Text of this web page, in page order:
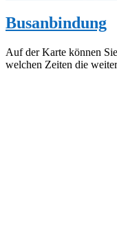
Busanbindung
Auf der Karte können
welchen Zeiten die